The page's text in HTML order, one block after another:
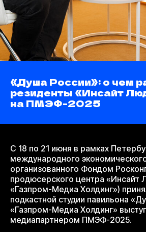
«Душа России»: о чем
резиденты «Инсайт
на ПМЭФ-2025
С 18 по 21 июня в рамках
международного
организованного Фондом
продюсерского центра «Инсайт
«Газпром-Медиа Холдинг»)
подкастной студии павильона
«Газпром-Медиа Холдинг»
медиапартнером ПМЭФ-2025.